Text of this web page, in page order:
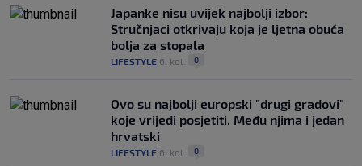
Japanke nisu uvijek najbolji izbor:
Stručnjaci otkrivaju koja je ljetna obuća
bolja za stopala
LIFESTYLE 6. kol. 0
Ovo su najbolji europski "drugi gradovi"
koje vrijedi posjetiti. Među njima i jedan
hrvatski
LIFESTYLE 6. kol. 0